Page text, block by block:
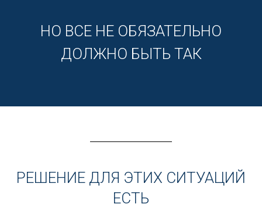
НО ВСЕ НЕ ОБЯЗАТЕЛЬНО
ДОЛЖНО БЫТЬ ТАК
РЕШЕНИЕ ДЛЯ ЭТИХ СИТУАЦИЙ
ЕСТЬ